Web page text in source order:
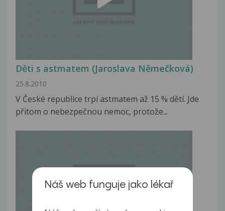
Děti s astmatem (Jaroslava Němečková)
25.8.2010
V České republice trpí astmatem až 15 % dětí. Jde
přitom o nebezpečnou nemoc, protože...
Náš web funguje jako lékař